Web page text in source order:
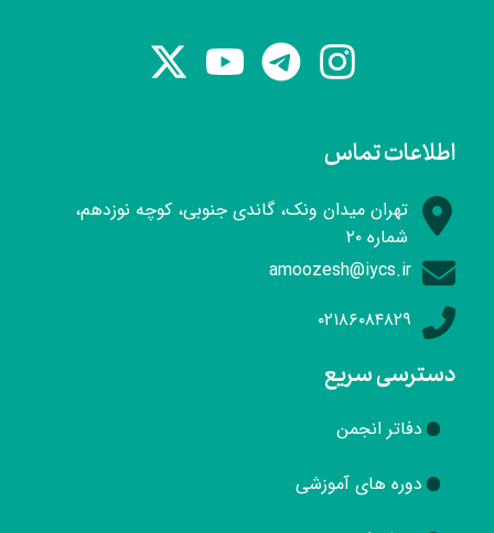
اطلاعات تماس
تهران میدان ونک، گاندی جنوبی، کوچه نوزدهم،
شماره ۲۰
amoozesh@iycs.ir
۰۲۱۸۶۰۸۴۸۲۹
دسترسی سریع
دفاتر انجمن
دوره های آموزشی